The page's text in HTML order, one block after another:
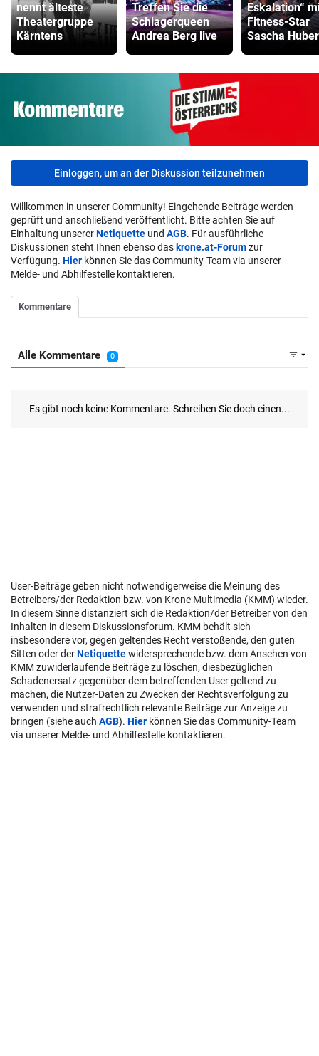
nennt älteste
Theatergruppe
Kärntens
Treffen Sie die
Schlagerqueen
Andrea Berg live
Eskalation“
Fitness-Star
Sascha Huber
Einloggen, um an der Diskussion teilzunehmen
Willkommen in unserer Community! Eingehende Beiträge werden
geprüft und anschließend veröffentlicht. Bitte achten Sie auf
Einhaltung unsererNetiquette und AGB. Für ausführliche
Diskussionen steht Ihnen ebenso das krone.at-Forumzur
Verfügung. Hier können Sie das Community-Team via unserer
Melde- und Abhilfestelle kontaktieren.
User-Beiträge geben nicht notwendigerweise die Meinung des
Betreibers/der Redaktion bzw. von Krone Multimedia (KMM) wieder.
In diesem Sinne distanziert sich die Redaktion/der Betreiber von den
Inhalten in diesem Diskussionsforum. KMM behält sich
insbesondere vor, gegen geltendes Recht verstoßende, den guten
Sitten oder derNetiquettewidersprechende bzw. dem Ansehen von
KMM zuwiderlaufende Beiträge zu löschen, diesbezüglichen
Schadenersatz gegenüber dem betreffenden User geltend zu
machen, die Nutzer-Daten zu Zwecken der Rechtsverfolgung zu
verwenden und strafrechtlich relevante Beiträge zur Anzeige zu
bringen (siehe auch AGB). Hier können Sie das Community-Team
via unserer Melde- und Abhilfestelle kontaktieren.